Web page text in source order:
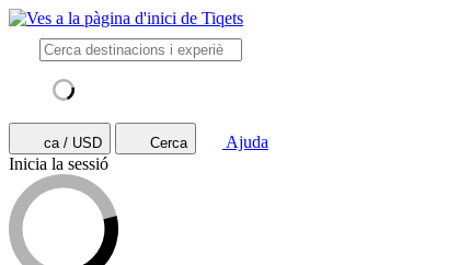
ca / USD Cerca
Ajuda
Inicia la sessió